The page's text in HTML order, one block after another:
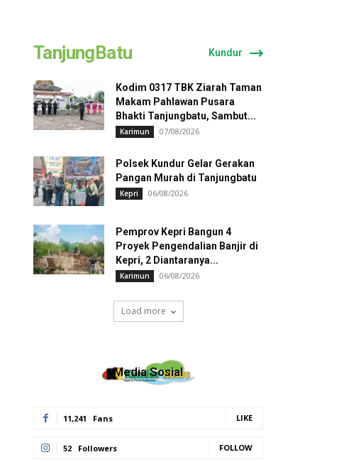
TanjungBatu Kundur
Kodim 0317 TBK Ziarah Taman
Makam Pahlawan Pusara
Bhakti Tanjungbatu, Sambut...
Karimun 07/08/2026
Polsek Kundur Gelar Gerakan
Pangan Murah di Tanjungbatu
Kepri 06/08/2026
Pemprov Kepri Bangun 4
Proyek Pengendalian Banjir di
Kepri, 2 Diantaranya...
Karimun 06/08/2026
Load more
Media Sosial
11,241 Fans LIKE
52 Followers FOLLOW